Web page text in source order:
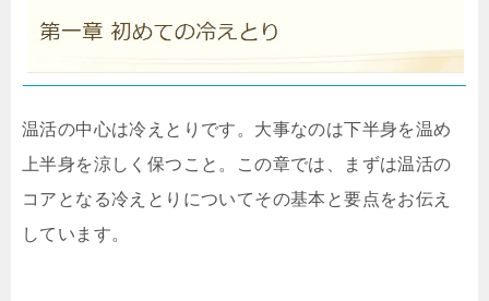
温活の中心は冷えとりです。大事なのは下半身を温め
上半身を涼しく保つこと。この章では、まずは温活の
コアとなる冷えとりについてその基本と要点をお伝え
しています。